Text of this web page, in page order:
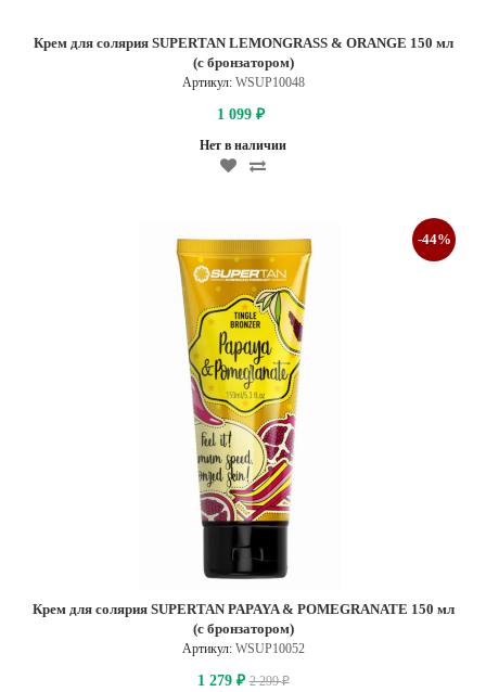
Крем для солярия SUPERTAN LEMONGRASS & ORANGE 150 мл
(с бронзатором)
Артикул: WSUP10048
1 099 ₽
Нет в наличии
Крем для солярия SUPERTAN PAPAYA & POMEGRANATE 150 мл
(с бронзатором)
Артикул: WSUP10052
1 279 ₽ 2 299₽
-44%